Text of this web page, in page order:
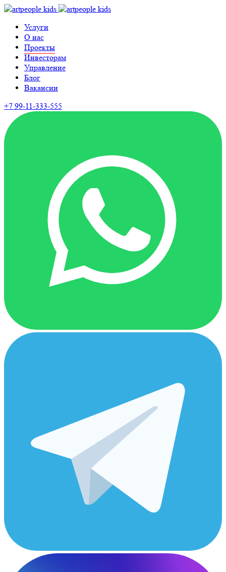
Услуги
О нас
Проекты
Инвесторам
Управление
Блог
Вакансии
+7 99-11-333-555